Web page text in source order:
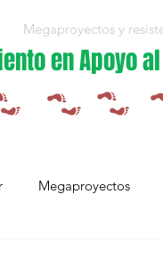
Megaproyectos y
en Apoyo al
Megaproyectos